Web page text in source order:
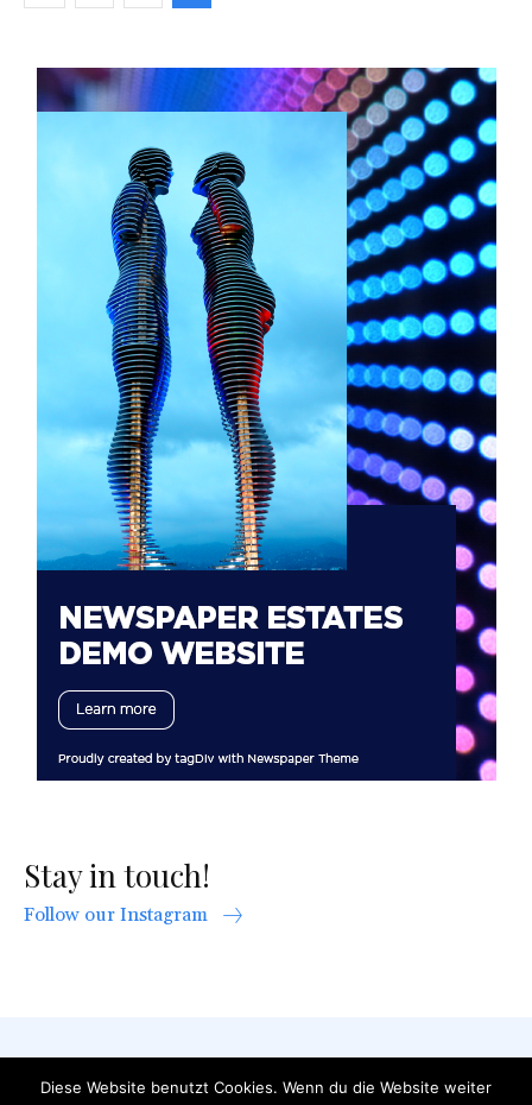
Stay in touch!
Follow our Instagram
AGB Datenschutzerklärung
FAQ
Diese Website benutzt Cookies. Wenn du die Website weiter